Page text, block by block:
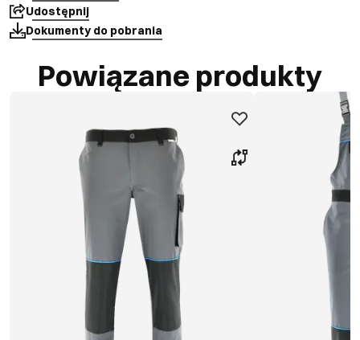
Udostępnij
Dokumenty do pobrania
Powiązane produkty